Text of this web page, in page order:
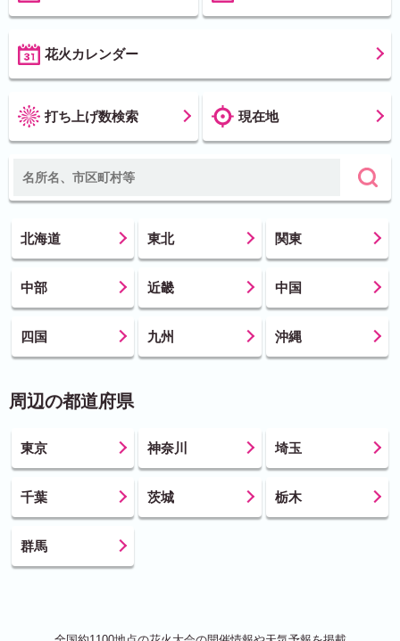
花火カレンダー
打ち上げ数検索 現在地
北海道 東北 関東
中部 近畿 中国
四国 九州 沖縄
周辺の都道府県
東京 神奈川 埼玉
千葉 茨城 栃木
群馬